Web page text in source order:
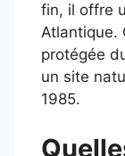
fin, il offre
Atlantique.
protégée
un site
1985.